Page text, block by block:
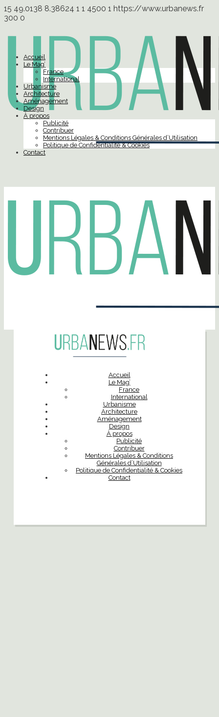
15 49.0138 8.38624 1 1 4500 1 https://www.urbanews.fr
300 0
Accueil
Le Mag’
France
International
Urbanisme
Architecture
Aménagement
Design
À propos
Publicité
Contribuer
Mentions Légales & Conditions Générales d’Utilisation
Politique de Confidentialité & Cookies
Contact
Accueil
Le Mag’
France
International
Urbanisme
Architecture
Aménagement
Design
À propos
Publicité
Contribuer
Mentions Légales & Conditions
Générales d’Utilisation
Politique de Confidentialité & Cookies
Contact